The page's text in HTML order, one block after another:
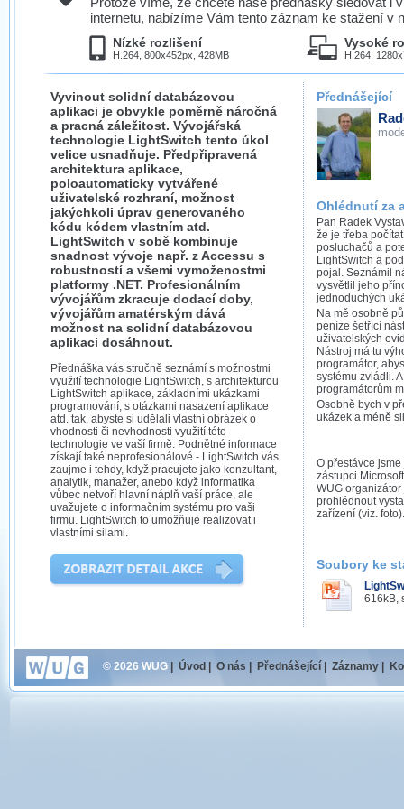
internetu, nabízíme Vám tento záznam ke stažení v
Nízké rozlišení
H.264, 800x452px, 428MB
Vysoké
H.264,
Vyvinout solidní databázovou
aplikaci je obvykle poměrně náročná
a pracná záležitost. Vývojářská
technologie LightSwitch tento úkol
velice usnadňuje. Předpřipravená
architektura aplikace,
poloautomaticky vytvářené
uživatelské rozhraní, možnost
jakýchkoli úprav generovaného
kódu kódem vlastním atd.
LightSwitch v sobě kombinuje
snadnost vývoje např. z Accessu s
robustností a všemi vymoženostmi
platformy .NET. Profesionálním
vývojářům zkracuje dodací doby,
vývojářům amatérským dává
možnost na solidní databázovou
aplikaci dosáhnout.
Přednáška vás stručně seznámí s možnostmi
využití technologie LightSwitch, s architekturou
LightSwitch aplikace, základními ukázkami
programování, s otázkami nasazení aplikace
atd. tak, abyste si udělali vlastní obrázek o
vhodnosti či nevhodnosti využití této
technologie ve vaší firmě. Podnětné informace
získají také neprofesionálové - LightSwitch vás
zaujme i tehdy, když pracujete jako konzultant,
analytik, manažer, anebo když informatika
vůbec netvoří hlavní náplň vaší práce, ale
uvažujete o informačním systému pro vaši
firmu. LightSwitch to umožňuje realizovat i
vlastními silami.
Přednášející
Ohlédnutí za
Pan Radek
že je třeba
posluchačů a
LightSwitch a
pojal. Seznámil
vysvětlil jeho
jednoduchých
Na mě osobně
peníze šetřící
uživatelských
Nástroj má tu
programátor,
systému zvládli.
programátorům
Osobně bych v
ukázek a méně
O přestávce
zástupci
WUG
prohlédnout
zařízení (viz. foto).
Soubory ke
616kB,
© 2026 WUG Úvod O nás Přednášející Záznamy